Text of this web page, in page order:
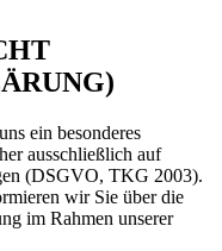
ein besonderes
ausschließlich auf
(DSGVO, TKG 2003).
wir Sie über die
im Rahmen unserer